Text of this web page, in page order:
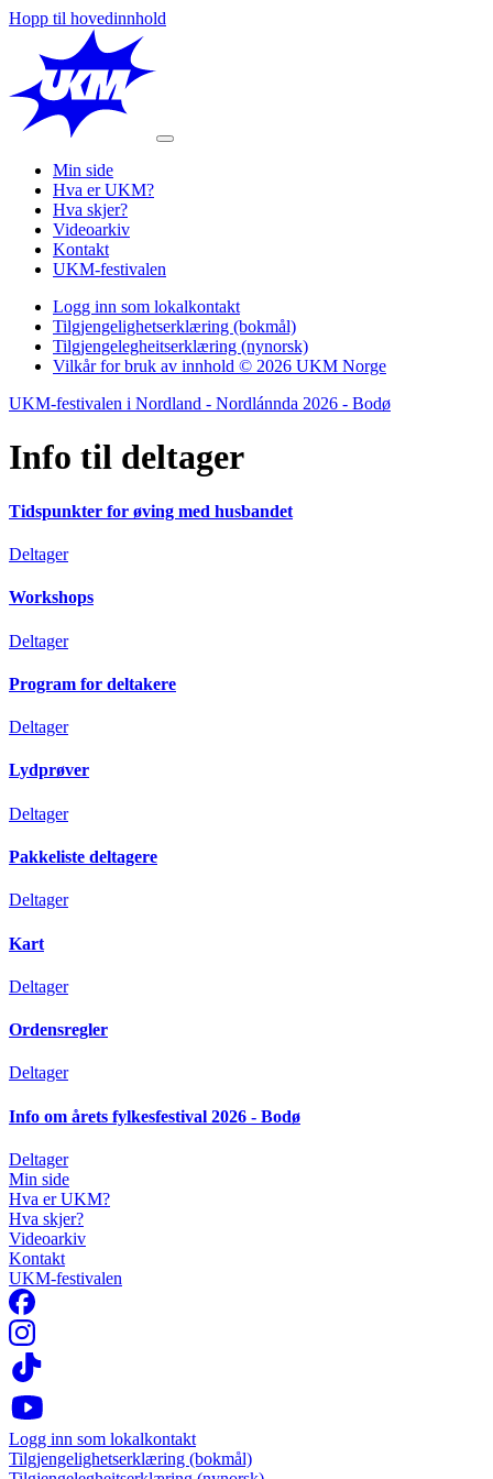
Hopp til hovedinnhold
Min side
Hva er UKM?
Hva skjer?
Videoarkiv
Kontakt
UKM-festivalen
Logg inn som lokalkontakt
Tilgjengelighetserklæring (bokmål)
Tilgjengelegheitserklæring (nynorsk)
Vilkår for bruk av innhold © 2026 UKM Norge
UKM-festivalen i Nordland - Nordlánnda 2026 - Bodø
Info til deltager
Tidspunkter for øving med husbandet
Deltager
Workshops
Deltager
Program for deltakere
Deltager
Lydprøver
Deltager
Pakkeliste deltagere
Deltager
Kart
Deltager
Ordensregler
Deltager
Info om årets fylkesfestival 2026 - Bodø
Deltager
Min side
Hva er UKM?
Hva skjer?
Videoarkiv
Kontakt
UKM-festivalen
Logg inn som lokalkontakt
Tilgjengelighetserklæring (bokmål)